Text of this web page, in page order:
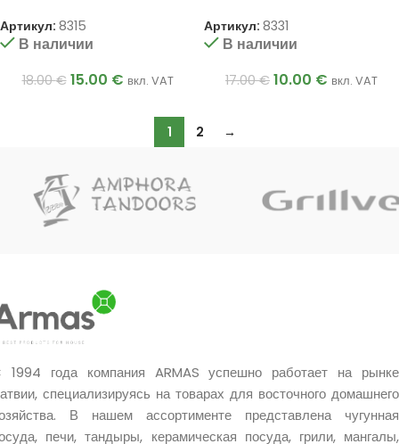
Артикул: 8315
В наличии
18.00€ 15.00 € вкл. VAT
Артикул: 8331
В наличии
17.00€ 10.00 € вкл. VAT
1 2 →
1994 года компания ARMAS успешно работает на рынке
специализируясь на товарах для восточного домашнего
В нашем ассортименте представлена чугунная
печи, тандыры, керамическая посуда, грили, мангалы,